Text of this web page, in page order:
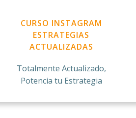
CURSO INSTAGRAM
ESTRATEGIAS
ACTUALIZADAS
Totalmente Actualizado,
Potencia tu Estrategia